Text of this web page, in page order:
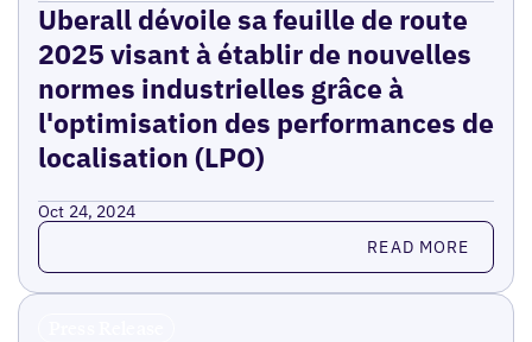
Uberall dévoile sa feuille de route
2025 visant à établir de nouvelles
normes industrielles grâce à
l'optimisation des performances de
localisation (LPO)
Oct 24, 2024
Read more READ MORE